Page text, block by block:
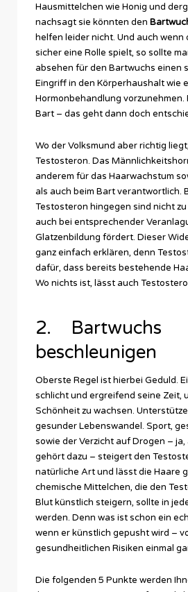
Hausmittelchen wie Honig und
nachsagt sie könnten den
helfen leider nicht. Und auch wenn
sicher eine Rolle spielt, so sollte
absehen für den Bartwuchs einen
Eingriff in den Körperhaushalt wie
Hormonbehandlung vorzunehmen.
Bart – das geht dann doch
Wo der Volksmund aber richtig
Testosteron. Das
anderem für das Haarwachstum
als auch beim Bart verantwortlich.
Testosteron hingegen sind nicht
auch bei entsprechender
Glatzenbildung fördert. Dieser
ganz einfach erklären, denn
dafür, dass bereits bestehende
Wo nichts ist, lässt auch
2. Bartwuchs
beschleunigen
Oberste Regel ist hierbei Geduld.
schlicht und ergreifend seine Zeit,
Schönheit zu wachsen.
gesunder Lebenswandel. Sport,
sowie der Verzicht auf Drogen –
gehört dazu – steigert den
natürliche Art und lässt die Haare
chemische Mittelchen, die den
Blut künstlich steigern, sollte in
werden. Denn was ist schon ein
wenn er künstlich gepusht wird –
gesundheitlichen Risiken einmal
Die folgenden 5 Punkte werden